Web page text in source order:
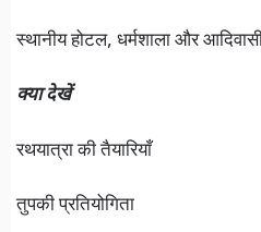
स्थानीय होटल, धर्मशाला और
क्या देखें
रथयात्रा की तैयारियाँ
तुपकी प्रतियोगिता